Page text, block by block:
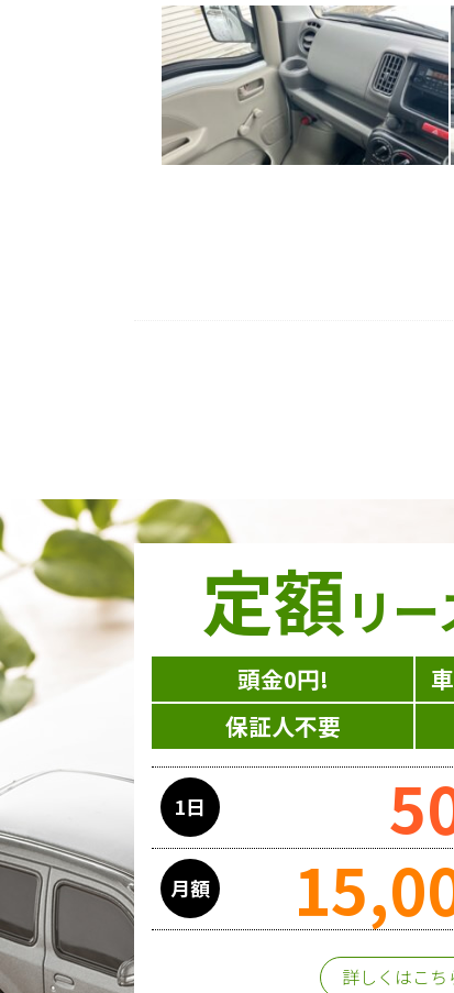
定額リ
頭金0円!
保証人不要
1日
月額
詳しくはこち